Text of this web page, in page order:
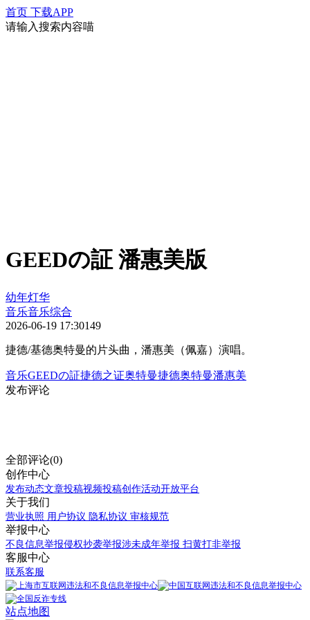
首页 下载APP
请输入搜索内容喵
GEEDの証 潘惠美版
幼年灯华
音乐音乐综合
2026-06-19 17:30149
捷德/基德奥特曼的片头曲，潘惠美（佩嘉）演唱。
音乐GEEDの証捷德之证奥特曼捷德奥特曼潘惠美
发布评论
全部评论(0)
创作中心
发布动态文章投稿视频投稿创作活动开放平台
关于我们
营业执照 用户协议 隐私协议 审核规范
举报中心
不良信息举报侵权抄袭举报涉未成年举报 扫黄打非举报
客服中心
联系客服
站点地图